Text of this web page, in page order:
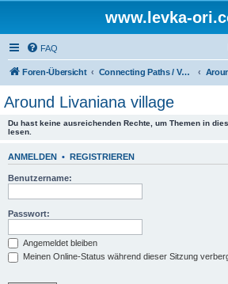
www.levka-
FAQ
Foren-Übersicht Connecting Paths / Verbindungswege
Around Livaniana village
Du hast keine ausreichenden Rechte, um Themen in
lesen.
ANMELDEN • REGISTRIEREN
Benutzername:
Passwort:
Angemeldet bleiben
Meinen Online-Status während dieser Sitzung